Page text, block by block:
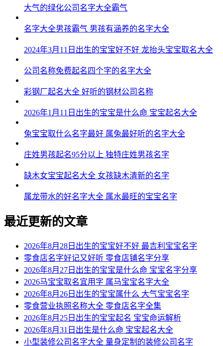
大气的绿化公司名字大全霸气
名字大全男孩霸气 男孩有涵养的名字大全
2024年3月11日出生的宝宝好不好 龙抬头宝宝取名大全
公司名称免费起名四个字的名字大全
彩钢厂起名大全 好听的钢材公司名称
2026年1月11日出生的宝宝是什么命 宝宝起名大全
兔宝宝取什么名字最好 属兔最好听的名字大全
庄姓男孩起名95分以上 独特庄姓男孩名字
缺木女宝宝起名大全 女孩缺木清新的名字
属龙带水的好名字大全 属水最旺的宝宝名字
最近更新的文章
2026年8月28日出生的宝宝好不好 最吉利宝宝名字
零食店名字好记又好听 零食店铺名字分享
2026年8月27日出生的宝宝是什么命 宝宝名字分享
2026马宝宝取名宜用字 属马宝宝名字大全
2026年8月26日出生的宝宝属什么 大气宝宝名字
零食营业执照名称大全 零食店名字全集
2026年8月25日出生的宝宝起名 宝宝命运解析
2026年8月31日出生是什么命 宝宝起名大全
小型装修公司名字大全 量身定制的装修公司名字